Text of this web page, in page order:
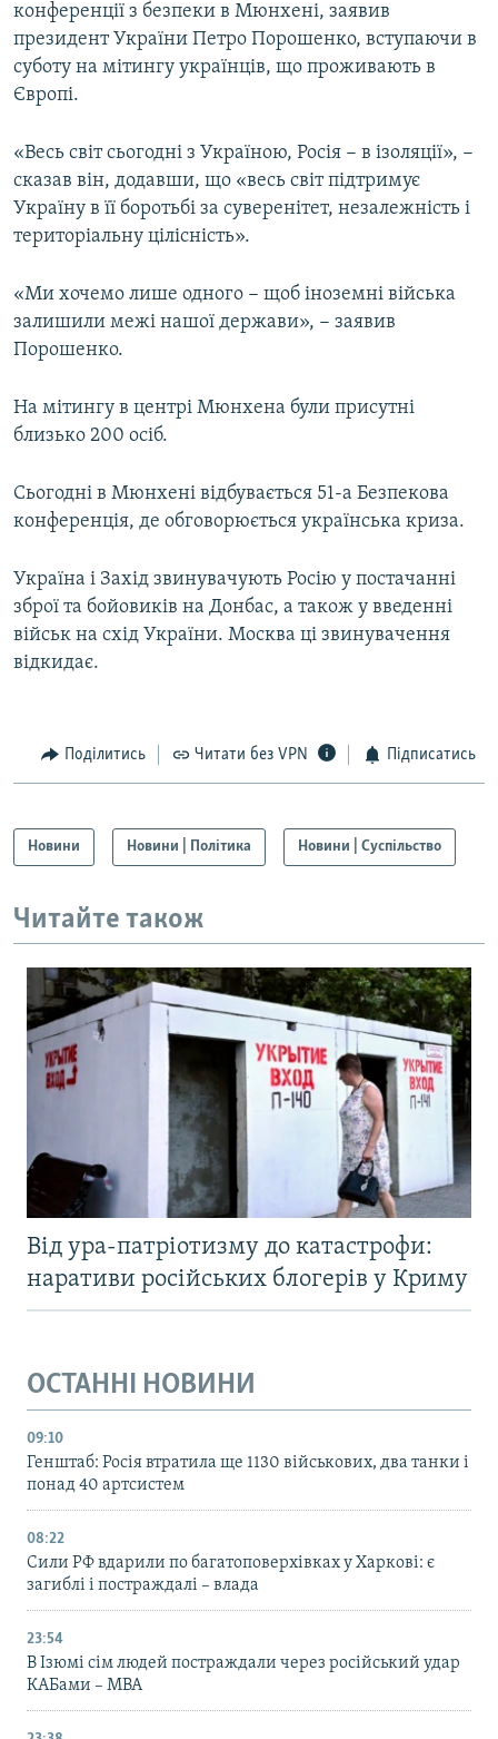
УКР
КТАТ
конференції з безпеки в Мюнхені, заявив
президент України Петро Порошенко, вступаючи в
суботу на мітингу українців, що проживають в
Європі.
«Весь світ сьогодні з Україною, Росія − в ізоляції», −
сказав він, додавши, що «весь світ підтримує
Україну в її боротьбі за суверенітет, незалежність і
територіальну цілісність».
«Ми хочемо лише одного − щоб іноземні війська
залишили межі нашої держави», − заявив
Порошенко.
На мітингу в центрі Мюнхена були присутні
близько 200 осіб.
Сьогодні в Мюнхені відбувається 51-а Безпекова
конференція, де обговорюється українська криза.
Україна і Захід звинувачують Росію у постачанні
зброї та бойовиків на Донбас, а також у введенні
військ на схід України. Москва ці звинувачення
відкидає.
Поділитись Читати без VPN Підписатись
Новини Новини | Політика Новини | Суспільство
Читайте також
Від ура-патріотизму до катастрофи:
наративи російських блогерів у Криму
ОСТАННІ НОВИНИ
09:10
Генштаб: Росія втратила ще 1130 військових, два танки і
понад 40 артсистем
08:22
Сили РФ вдарили по багатоповерхівках у Харкові: є
загиблі і постраждалі – влада
23:54
В Ізюмі сім людей постраждали через російський удар
КАБами – МВА